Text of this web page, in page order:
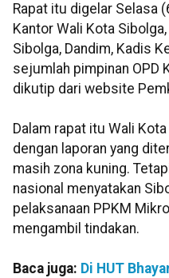
Rapat itu digelar Selasa
Kantor Wali Kota
Sibolga, Dandim, Kadis
sejumlah pimpinan OPD
dikutip dari website
Dalam rapat itu Wali
dengan laporan yang
masih zona kuning.
nasional menyatakan
pelaksanaan PPKM
mengambil tindakan.
Baca juga: Di HUT